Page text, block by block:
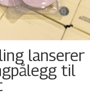
lanserer
til